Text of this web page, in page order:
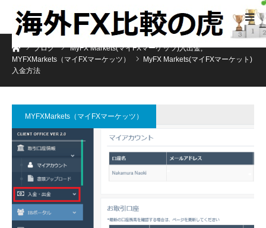
ホームブログ MyFX Markets(マイFXマーケッツ)入出金,
MYFXMarkets（マイFXマーケッツ）
MyFX Markets(マイFXマーケット)
入金方法
MYFXMarkets（マイFXマーケッツ）